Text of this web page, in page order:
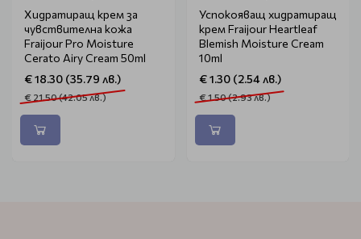
Хидратиращ крем за
чувствителна кожа
Fraijour Pro Moisture
Cerato Airy Cream 50ml
€ 18.30 (35.79 лв.)
€ 21.50 (42.05 лв.)
Успокояващ хидратиращ
крем Fraijour Heartleaf
Blemish Moisture Cream
10ml
€ 1.30 (2.54 лв.)
€ 1.50 (2.93 лв.)